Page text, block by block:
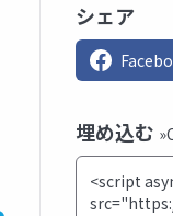
シェア
埋め込む